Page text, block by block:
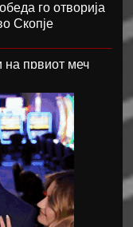
го отворија
Скопје
на првиот меч
Дубаи